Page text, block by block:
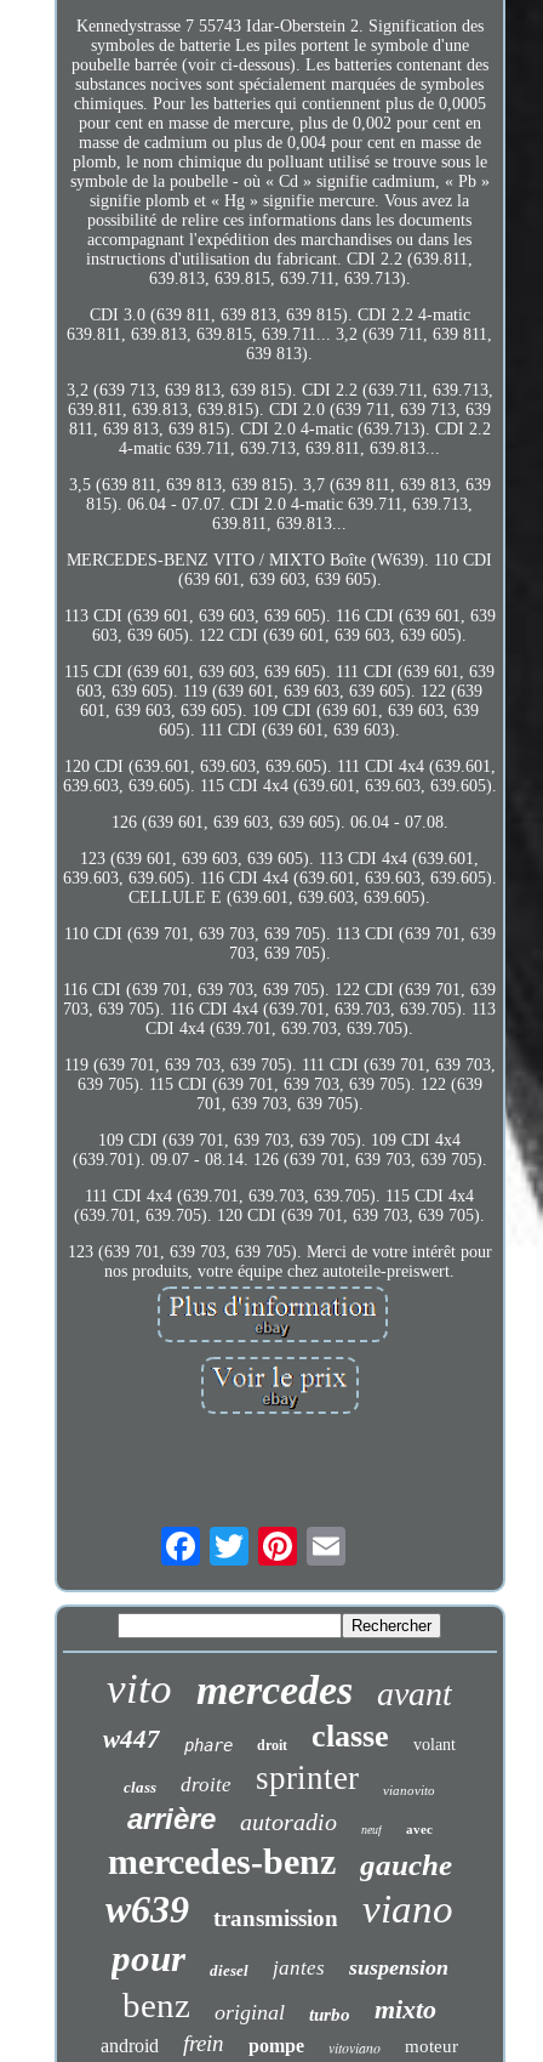
Kennedystrasse 7 55743 Idar-Oberstein 2. Signification des
symboles de batterie Les piles portent le symbole d'une
poubelle barrée (voir ci-dessous). Les batteries contenant des
substances nocives sont spécialement marquées de symboles
chimiques. Pour les batteries qui contiennent plus de 0,0005
pour cent en masse de mercure, plus de 0,002 pour cent en
masse de cadmium ou plus de 0,004 pour cent en masse de
plomb, le nom chimique du polluant utilisé se trouve sous le
symbole de la poubelle - où « Cd » signifie cadmium, « Pb »
signifie plomb et « Hg » signifie mercure. Vous avez la
possibilité de relire ces informations dans les documents
accompagnant l'expédition des marchandises ou dans les
instructions d'utilisation du fabricant. CDI 2.2 (639.811,
639.813, 639.815, 639.711, 639.713).
CDI 3.0 (639 811, 639 813, 639 815). CDI 2.2 4-matic
639.811, 639.813, 639.815, 639.711... 3,2 (639 711, 639 811,
639 813).
3,2 (639 713, 639 813, 639 815). CDI 2.2 (639.711, 639.713,
639.811, 639.813, 639.815). CDI 2.0 (639 711, 639 713, 639
811, 639 813, 639 815). CDI 2.0 4-matic (639.713). CDI 2.2
4-matic 639.711, 639.713, 639.811, 639.813...
3,5 (639 811, 639 813, 639 815). 3,7 (639 811, 639 813, 639
815). 06.04 - 07.07. CDI 2.0 4-matic 639.711, 639.713,
639.811, 639.813...
MERCEDES-BENZ VITO / MIXTO Boîte (W639). 110 CDI
(639 601, 639 603, 639 605).
113 CDI (639 601, 639 603, 639 605). 116 CDI (639 601, 639
603, 639 605). 122 CDI (639 601, 639 603, 639 605).
115 CDI (639 601, 639 603, 639 605). 111 CDI (639 601, 639
603, 639 605). 119 (639 601, 639 603, 639 605). 122 (639
601, 639 603, 639 605). 109 CDI (639 601, 639 603, 639
605). 111 CDI (639 601, 639 603).
120 CDI (639.601, 639.603, 639.605). 111 CDI 4x4 (639.601,
639.603, 639.605). 115 CDI 4x4 (639.601, 639.603, 639.605).
126 (639 601, 639 603, 639 605). 06.04 - 07.08.
123 (639 601, 639 603, 639 605). 113 CDI 4x4 (639.601,
639.603, 639.605). 116 CDI 4x4 (639.601, 639.603, 639.605).
CELLULE E (639.601, 639.603, 639.605).
110 CDI (639 701, 639 703, 639 705). 113 CDI (639 701, 639
703, 639 705).
116 CDI (639 701, 639 703, 639 705). 122 CDI (639 701, 639
703, 639 705). 116 CDI 4x4 (639.701, 639.703, 639.705). 113
CDI 4x4 (639.701, 639.703, 639.705).
119 (639 701, 639 703, 639 705). 111 CDI (639 701, 639 703,
639 705). 115 CDI (639 701, 639 703, 639 705). 122 (639
701, 639 703, 639 705).
109 CDI (639 701, 639 703, 639 705). 109 CDI 4x4
(639.701). 09.07 - 08.14. 126 (639 701, 639 703, 639 705).
111 CDI 4x4 (639.701, 639.703, 639.705). 115 CDI 4x4
(639.701, 639.705). 120 CDI (639 701, 639 703, 639 705).
123 (639 701, 639 703, 639 705). Merci de votre intérêt pour
nos produits, votre équipe chez autoteile-preiswert.
vito mercedes avant
w447 phare droit classe volant
class droite sprinter vianovito
arrière autoradio neuf avec
mercedes-benz gauche
w639 transmission viano
pour diesel jantes suspension
benz original turbo mixto
android frein pompe vitoviano moteur